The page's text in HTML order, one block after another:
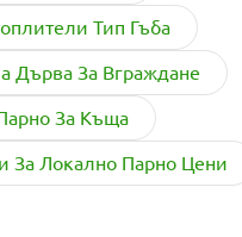
Тип Гъба
Дърва За Вграждане
За Къща
За Локално Парно Цени